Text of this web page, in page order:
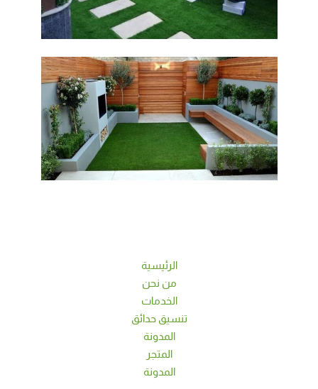
الرئيسية
من نحن
الخدمات
تنسيق حدائق
المدونة
المتجر
المدونة